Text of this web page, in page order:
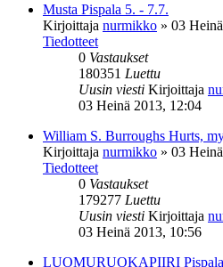
Musta Pispala 5. - 7.7.
Kirjoittaja nurmikko » 03
Tiedotteet
0 Vastaukset
180351 Luettu
Uusin viesti Kirjoittaja
03 Heinä 2013, 12:04
William S. Burroughs Hurts,
Kirjoittaja nurmikko » 03
Tiedotteet
0 Vastaukset
179277 Luettu
Uusin viesti Kirjoittaja
03 Heinä 2013, 10:56
LUOMURUOKAPIIRI